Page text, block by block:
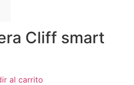
Cliff smart
al carrito